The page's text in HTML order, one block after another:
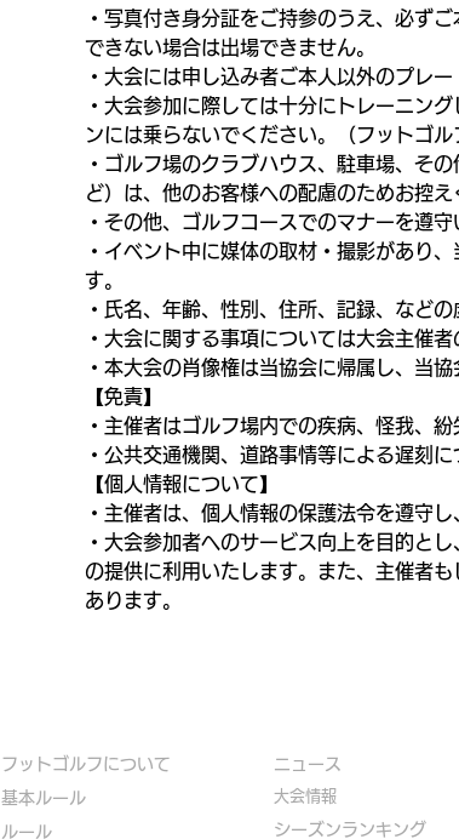
・写真付き身分証をご持参のうえ、必ず
できない場合は出場できません。
・大会には申し込み者ご本人以外のプレ
・大会参加に際しては十分にトレーニン
ンには乗らないでください。（フットゴ
・ゴルフ場のクラブハウス、駐車場、そ
ど）は、他のお客様への配慮のためお控え
・その他、ゴルフコースでのマナーを遵
・イベント中に媒体の取材・撮影があり
す。
・氏名、年齢、性別、住所、記録、などの
・大会に関する事項については大会主催者
・本大会の肖像権は当協会に帰属し、当
【免責】
・主催者はゴルフ場内での疾病、怪我、
・公共交通機関、道路事情等による遅刻
【個人情報について】
・主催者は、個人情報の保護法令を遵守
・大会参加者へのサービス向上を目的と
の提供に利用いたします。また、主催者
あります。
フットゴルフについて
基本ルール
ルール
​ニュース
大会情報
シーズンランキング